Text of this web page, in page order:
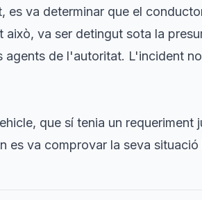
es va determinar que el
això, va ser detingut sota la
agents de l'autoritat. L'incident
que sí tenia un
es va comprovar la seva